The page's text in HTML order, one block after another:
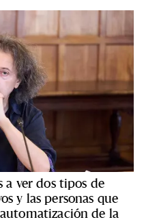
a ver dos tipos de
y las personas que
de la